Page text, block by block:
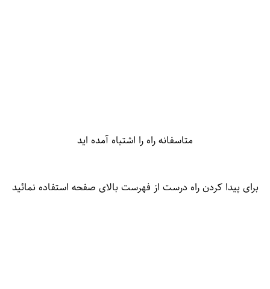
متاسفانه راه را اشتباه آمده اید
برای پیدا کردن راه درست از فهرست بالای صفحه استفاده نمائید